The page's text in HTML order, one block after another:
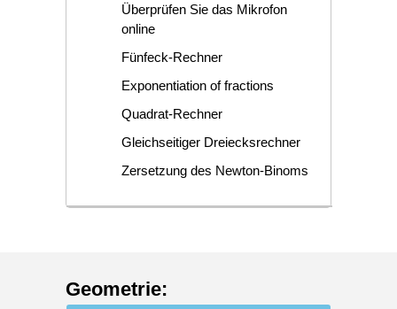
Überprüfen Sie das Mikrofon
online
Fünfeck-Rechner
Exponentiation of fractions
Quadrat-Rechner
Gleichseitiger Dreiecksrechner
Zersetzung des Newton-Binoms
Geometrie: